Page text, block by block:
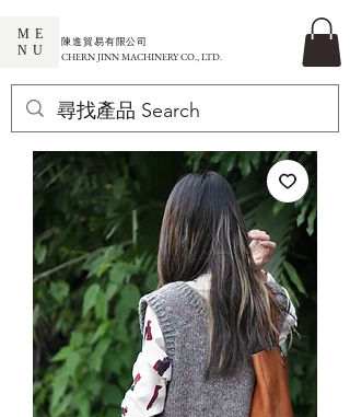
ME
NU
​陳進貿易有限公司
CHERN JINN MACHINERY CO., LTD.